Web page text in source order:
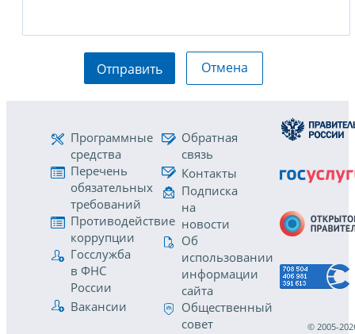
Отправить Отмена
Программные
средства
Перечень
обязательных
требований
Противодействие
коррупции
Госслужба
в ФНС
России
Вакансии
Обратная
связь
Контакты
Подписка
на
новости
Об
использовании
информации
сайта
Общественный
совет
© 2005-